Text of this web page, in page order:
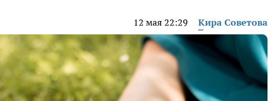
12 мая 22:29 Кира Советова